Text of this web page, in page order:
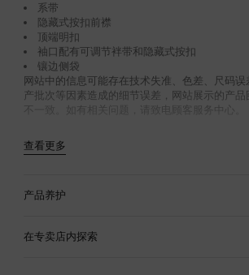
系带
隐藏式按扣前襟
顶端明扣
袖口配有可调节袢带和隐藏式按扣
镶边侧袋
网站中的信息可能存在技术失准、色差、尺码
产批次等因素造成的细节误差，网站展示的产
不一致。如有相关问题，请致电顾客服务中心。
查看更多
产品养护
在专卖店内探索